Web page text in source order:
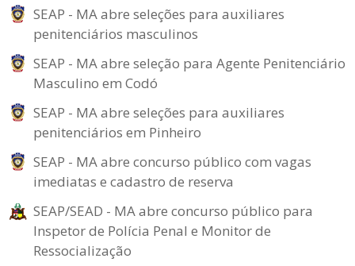
SEAP - MA abre seleções para auxiliares
penitenciários masculinos
SEAP - MA abre seleção para Agente Penitenciário
Masculino em Codó
SEAP - MA abre seleções para auxiliares
penitenciários em Pinheiro
SEAP - MA abre concurso público com vagas
imediatas e cadastro de reserva
SEAP/SEAD - MA abre concurso público para
Inspetor de Polícia Penal e Monitor de
Ressocialização